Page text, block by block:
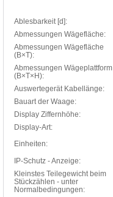
Ablesbarkeit [d]:
Abmessungen Wägefläche:
Abmessungen Wägefläche
(B×T):
Abmessungen Wägeplattform
(B×T×H):
Auswertegerät Kabellänge:
Bauart der Waage:
Display Ziffernhöhe:
Display-Art:
Einheiten:
IP-Schutz - Anzeige:
Kleinstes Teilegewicht beim
Stückzählen - unter
Normalbedingungen: